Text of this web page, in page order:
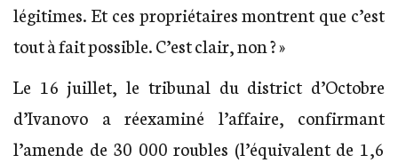
légitimes. Et ces propriétaires montrent que c’est
tout à fait possible. C’est clair, non ? »
Le 16 juillet, le tribunal du district d’Octobre
d’Ivanovo a réexaminé l’affaire, confirmant
l’amende de 30 000 roubles (l’équivalent de 1,6